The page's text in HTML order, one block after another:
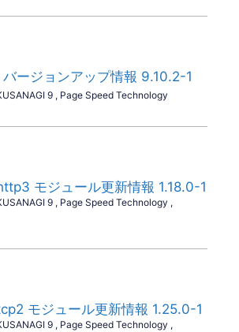
ージョンアップ情報 9.10.2-1
9 , Page Speed Technology
モジュール更新情報 1.18.0-1
9 , Page Speed Technology ,
モジュール更新情報 1.25.0-1
9 , Page Speed Technology ,